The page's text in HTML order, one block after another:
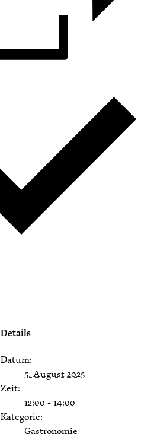
Details
Datum:
5. August 2025
Zeit:
12:00 - 14:00
Kategorie:
Gastronomie